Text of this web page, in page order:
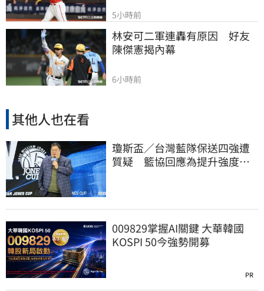
5小時前
林安可二軍連轟有原因　好友
陳傑憲揭內幕
6小時前
其他人也在看
瓊斯盃／台灣藍隊保送四強遭
質疑 籃協回應為提升強度！
009829掌握AI關鍵 大華韓國
KOSPI 50今強勢開募
PR